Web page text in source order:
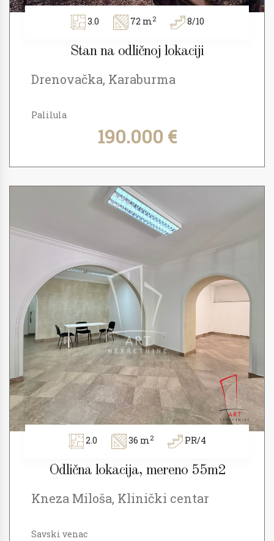
3.0 72 m2 8/10
Stan na odličnoj lokaciji
Drenovačka, Karaburma
Palilula
190.000 €
2.0 36 m2 PR/4
Odlična lokacija, mereno 55m2
Kneza Miloša, Klinički centar
Savski venac